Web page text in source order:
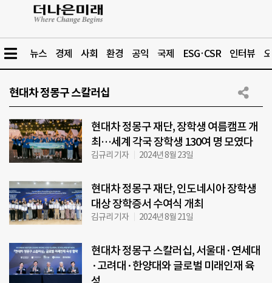
뉴스 경제 사회 환경 공익 국제 ESG·CSR 인터뷰
현대차 정몽구 스칼러십
현대차 정몽구 재단, 장학생 여름캠프 개
최…세계 각국 장학생 130여 명 모였다
김규리 기자 2024년 8월 23일
현대차 정몽구 재단, 인도네시아 장학생
대상 장학증서 수여식 개최
김규리 기자 2024년 8월 21일
현대차 정몽구 스칼러십, 서울대·연세대
·고려대·한양대와 글로벌 미래인재 육